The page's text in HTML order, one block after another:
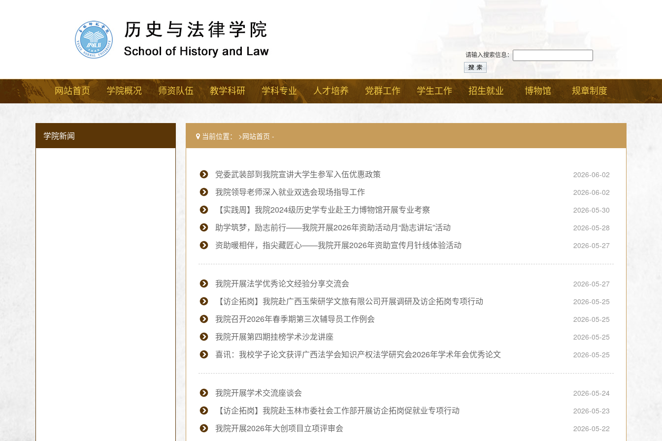
请输入搜索信息：
网站首页 学院概况 师资队伍 教学科研 学科专业 人才培养 党群工作 学生工作 招生就业 博物馆 规章制度
学院新闻 当前位置： 网站首页 -
党委武装部到我院宣讲大学生参军入伍优惠政策 2026-06-02
我院领导老师深入就业双选会现场指导工作 2026-06-02
【实践周】我院2024级历史学专业赴王力博物馆开展专业考察 2026-05-30
助学筑梦，励志前行——我院开展2026年资助活动月“励志讲坛”活动 2026-05-28
资助暖相伴，指尖藏匠心——我院开展2026年资助宣传月针线体验活动 2026-05-27
我院开展法学优秀论文经验分享交流会 2026-05-27
【访企拓岗】我院赴广西玉柴研学文旅有限公司开展调研及访企拓岗专项行动 2026-05-25
我院召开2026年春季期第三次辅导员工作例会 2026-05-25
我院开展第四期挂榜学术沙龙讲座 2026-05-25
喜讯：我校学子论文获评广西法学会知识产权法学研究会2026年学术年会优秀论文 2026-05-25
我院开展学术交流座谈会 2026-05-24
【访企拓岗】我院赴玉林市委社会工作部开展访企拓岗促就业专项行动 2026-05-23
我院开展2026年大创项目立项评审会 2026-05-22